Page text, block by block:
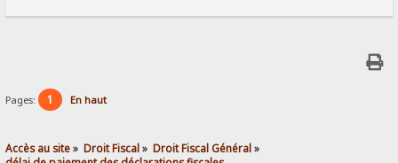
Pages: 1 En haut
Accès au site» Droit Fiscal» Droit Fiscal Général»